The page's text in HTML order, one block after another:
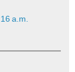
a.m.